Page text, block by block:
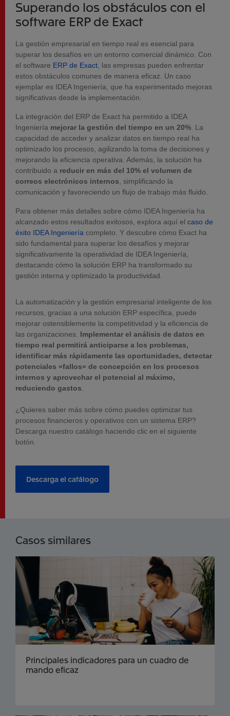
Superando los obstáculos con el
software ERP de Exact
La gestión empresarial en tiempo real es esencial para
superar los desafíos en un entorno comercial dinámico. Con
el software ERP de Exact , las empresas pueden enfrentar
estos obstáculos comunes de manera eficaz. Un caso
ejemplar es IDEA Ingeniería, que ha experimentado mejoras
significativas desde la implementación.
La integración del ERP de Exact ha permitido a IDEA
Ingeniería mejorar la gestión del tiempo en un 20% . La
capacidad de acceder y analizar datos en tiempo real ha
optimizado los procesos, agilizando la toma de decisiones y
mejorando la eficiencia operativa. Además, la solución ha
contribuido a reducir en más del 10% el volumen de
correos electrónicos internos , simplificando la
comunicación y favoreciendo un flujo de trabajo más fluido.
Para obtener más detalles sobre cómo IDEA Ingeniería ha
alcanzado estos resultados exitosos, explora aquí el caso de
éxito IDEA Ingeniería completo. Y descubre cómo Exact ha
sido fundamental para superar los desafíos y mejorar
significativamente la operatividad de IDEA Ingeniería,
destacando cómo la solución ERP ha transformado su
gestión interna y optimizado la productividad.
La automatización y la gestión empresarial inteligente de los
recursos, gracias a una solución ERP específica, puede
mejorar ostensiblemente la competitividad y la eficiencia de
las organizaciones. Implementar el análisis de datos en
tiempo real permitirá anticiparse a los problemas,
identificar más rápidamente las oportunidades, detectar
potenciales «fallos» de concepción en los procesos
internos y aprovechar el potencial al máximo,
reduciendo gastos
¿Quieres saber más sobre cómo puedes optimizar tus
procesos financieros y operativos con un sistema ERP?
Descarga nuestro catálogo haciendo clic en el siguiente
botón.
Descarga el catálogo
Casos similares
Principales indicadores para un cuadro de
mando eficaz